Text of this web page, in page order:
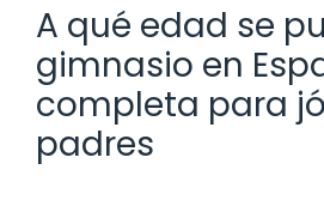
A qué edad se
gimnasio en
completa para
padres